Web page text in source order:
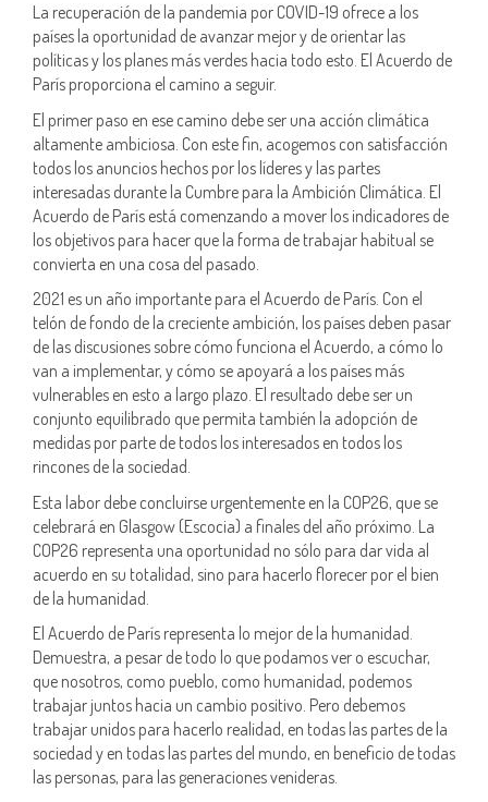
La recuperación de la pandemia por COVID-19 ofrece a los
países la oportunidad de avanzar mejor y de orientar las
políticas y los planes más verdes hacia todo esto. El Acuerdo de
París proporciona el camino a seguir.
El primer paso en ese camino debe ser una acción climática
altamente ambiciosa. Con este fin, acogemos con satisfacción
todos los anuncios hechos por los líderes y las partes
interesadas durante la Cumbre para la Ambición Climática. El
Acuerdo de París está comenzando a mover los indicadores de
los objetivos para hacer que la forma de trabajar habitual se
convierta en una cosa del pasado.
2021 es un año importante para el Acuerdo de París. Con el
telón de fondo de la creciente ambición, los países deben pasar
de las discusiones sobre cómo funciona el Acuerdo, a cómo lo
van a implementar, y cómo se apoyará a los países más
vulnerables en esto a largo plazo. El resultado debe ser un
conjunto equilibrado que permita también la adopción de
medidas por parte de todos los interesados en todos los
rincones de la sociedad.
Esta labor debe concluirse urgentemente en la COP26, que se
celebrará en Glasgow (Escocia) a finales del año próximo. La
COP26 representa una oportunidad no sólo para dar vida al
acuerdo en su totalidad, sino para hacerlo florecer por el bien
de la humanidad.
El Acuerdo de París representa lo mejor de la humanidad.
Demuestra, a pesar de todo lo que podamos ver o escuchar,
que nosotros, como pueblo, como humanidad, podemos
trabajar juntos hacia un cambio positivo. Pero debemos
trabajar unidos para hacerlo realidad, en todas las partes de la
sociedad y en todas las partes del mundo, en beneficio de todas
las personas, para las generaciones venideras.